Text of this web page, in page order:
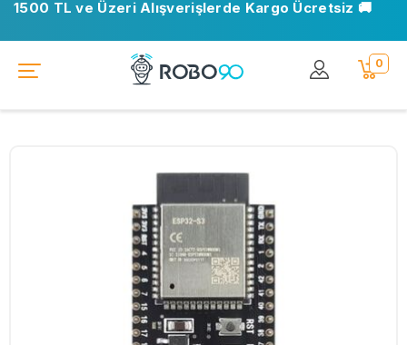
1500 TL ve Üzeri Alışverişlerde Kargo Ücretsiz 🚚
0